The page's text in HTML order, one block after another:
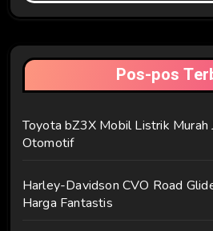
Pos-pos
Toyota bZ3X Mobil Listrik Murah
Otomotif
Harley-Davidson CVO Road
Harga Fantastis